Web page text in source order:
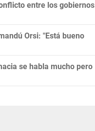
entre los gobiernos
Orsi: "Está bueno
se habla mucho pero